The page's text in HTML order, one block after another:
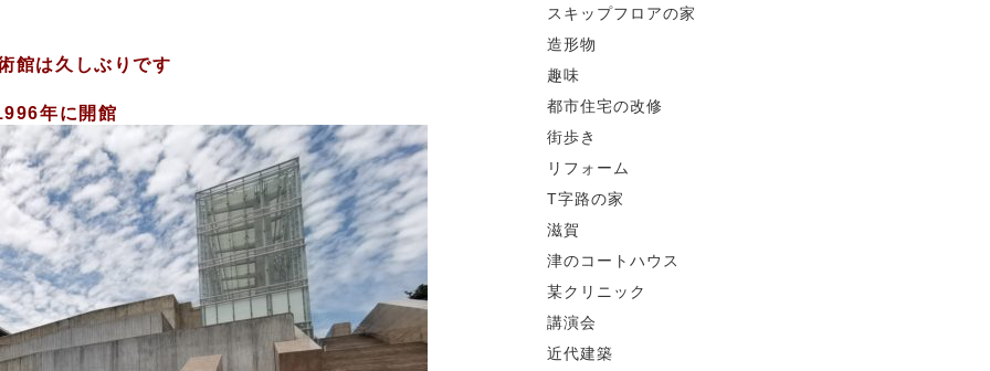
館は久しぶりです
年に開館
スキップフロアの家
造形物
趣味
都市住宅の改修
街歩き
リフォーム
T字路の家
滋賀
津のコートハウス
某クリニック
講演会
近代建築